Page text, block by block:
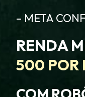
– META
RENDA
500 POR